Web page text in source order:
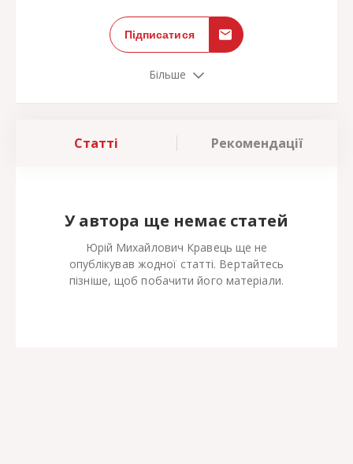
Підписатися
Більше
Статті Рекомендації
У автора ще немає статей
Юрій Михайлович Кравець ще не
опублікував жодної статті. Вертайтесь
пізніше, щоб побачити його матеріали.